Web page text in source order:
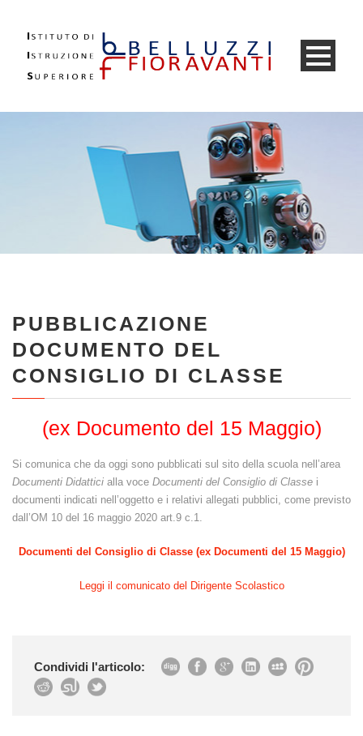
PUBBLICAZIONE
DOCUMENTO DEL
CONSIGLIO DI CLASSE
(ex Documento del 15 Maggio)
Si comunica che da oggi sono pubblicati sul sito della scuola nell’area
Documenti Didattici alla voce Documenti del Consiglio di Classe i
documenti indicati nell’oggetto e i relativi allegati pubblici, come previsto
dall’OM 10 del 16 maggio 2020 art.9 c.1.
Documenti del Consiglio di Classe (ex Documenti del 15 Maggio)
Leggi il comunicato del Dirigente Scolastico
Condividi l'articolo: